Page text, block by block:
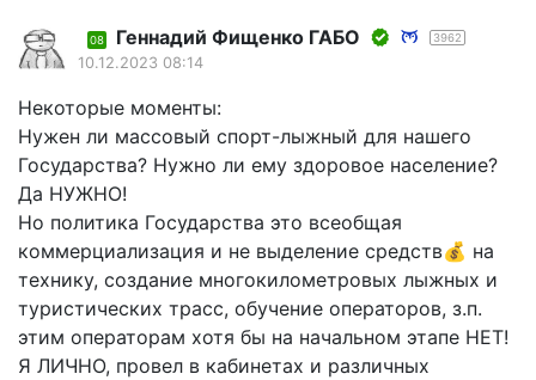
08 Геннадий Фищенко ГАБО 3962
10.12.2023 08:14
Некоторые моменты:
Нужен ли массовый спорт-лыжный для нашего
Государства? Нужно ли ему здоровое население?
Да НУЖНО!
Но политика Государства это всеобщая
коммерциализация и не выделение средств💰 на
технику, создание многокилометровых лыжных и
туристических трасс, обучение операторов, з.п.
этим операторам хотя бы на начальном этапе НЕТ!
Я ЛИЧНО, провел в кабинетах и различных